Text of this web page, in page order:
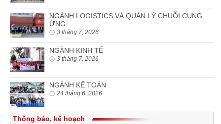
NGÀNH LOGISTICS VÀ QUẢN LÝ CHUỖI CUNG
ỨNG
3 tháng 7, 2026
NGÀNH KINH TẾ
3 tháng 7, 2026
NGÀNH KẾ TOÁN
24 tháng 6, 2026
Thông báo, kế hoạch